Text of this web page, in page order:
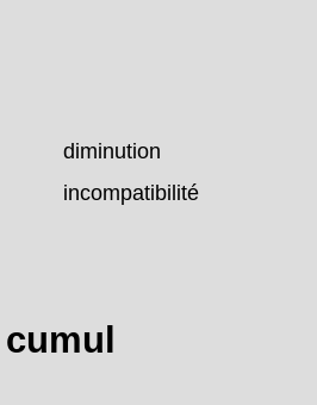
diminution
incompatibilité
cumul